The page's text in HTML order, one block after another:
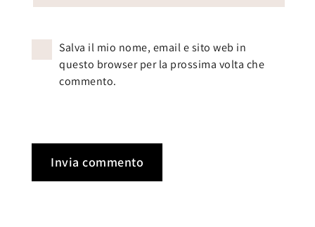
Salva il mio nome, email e sito web in
questo browser per la prossima volta che
commento.